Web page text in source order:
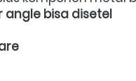
angle bisa disetel